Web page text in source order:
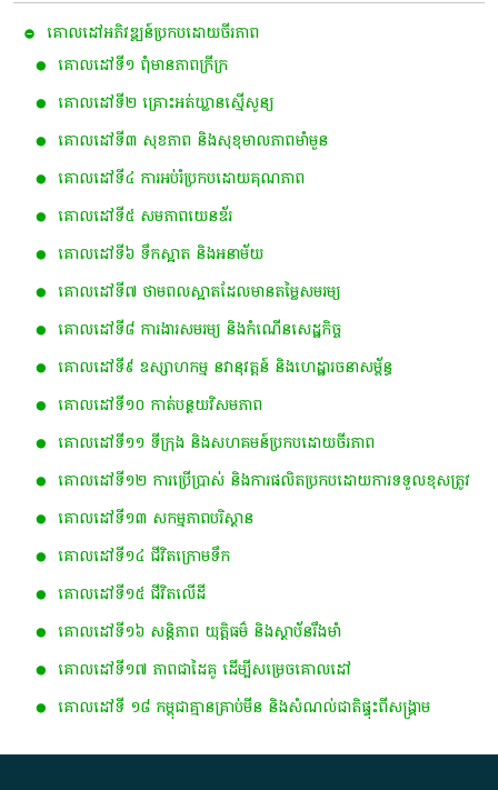
គោលដៅ​អភិវឌ្ឍន៍​ប្រកបដោយ​ចីរភាព
គោលដៅ​ទី​១​ ពុំ​មាន​ភាព​ក្រីក្រ
គោលដៅទី២ គ្រោះអត់ឃ្លានស្មើសូន្យ
គោលដៅទី៣ សុខភាព និងសុខុមាលភាពមាំមួន
គោលដៅទី៤ ការអប់រំប្រកបដោយគុណភាព
គោលដៅទី៥ សមភាពយេនឌ័រ
គោលដៅទី៦ ទឹកស្អាត និងអនាម័យ
គោលដៅទី៧ ថាមពលស្អាត​ដែលមានតម្លៃសមរម្យ
គោលដៅទី៨ ការងារសមរម្យ និងកំណើនសេដ្ឋកិច្ច
គោលដៅទី៩ ឧស្សាហកម្ម នវានុវត្តន៍ និងហេដ្ឋារចនាសម្ព័ន្ធ
គោលដៅទី១០ កាត់បន្ថយវិសមភាព
គោលដៅទី១១ ទីក្រុង និងសហគមន៍ប្រកបដោយចីរភាព
គោលដៅទី១២ ការប្រើប្រាស់ និងការផលិតប្រកបដោយការទទួលខុសត្រូវ​
គោលដៅទី​១៣ ស​កម្ម​ភាព​​បរិស្ថាន​
គោលដៅទី១៤ ជីវិតក្រោមទឹក
គោលដៅទី១៥ ជីវិតលើដី
គោលដៅទី១៦ សន្តិភាព យុត្តិធម៌ និងស្ថាប័នរឹងមាំ
គោលដៅទី១៧ ភាពជាដៃគូ ដើម្បីសម្រេចគោលដៅ
គោលដៅ​ទី​ ១៨​ កម្ពុជា​គ្មាន​គ្រាប់​មីន​ ​និង​សំណល់​ជាតិ​ផ្ទុះ​ពី​សង្គ្រាម​